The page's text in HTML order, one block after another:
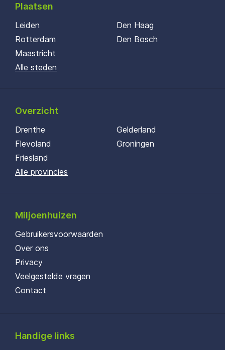
Plaatsen
Leiden
Rotterdam
Maastricht
Den Haag
Den Bosch
Alle steden
Overzicht
Drenthe
Flevoland
Friesland
Gelderland
Groningen
Alle provincies
Miljoenhuizen
Gebruikersvoorwaarden
Over ons
Privacy
Veelgestelde vragen
Contact
Handige links